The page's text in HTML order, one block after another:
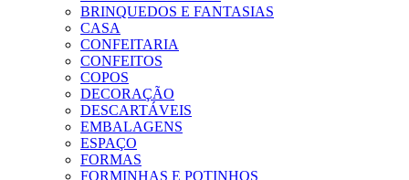
BRINQUEDOS E FANTASIAS
CASA
CONFEITARIA
CONFEITOS
COPOS
DECORAÇÃO
DESCARTÁVEIS
EMBALAGENS
ESPAÇO
FORMAS
FORMINHAS E POTINHOS